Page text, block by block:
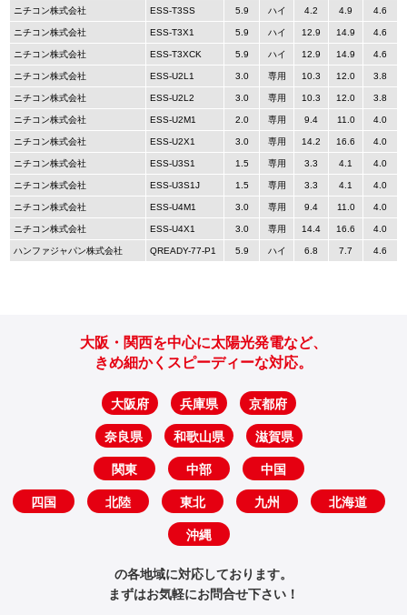
ニチコン株式会社 ESS-T3SS 5.9 ハイ 4.2 4.9 4.6
ニチコン株式会社 ESS-T3X1 5.9 ハイ 12.9 14.9 4.6
ニチコン株式会社 ESS-T3XCK 5.9 ハイ 12.9 14.9 4.6
ニチコン株式会社 ESS-U2L1 3.0 専用 10.3 12.0 3.8
ニチコン株式会社 ESS-U2L2 3.0 専用 10.3 12.0 3.8
ニチコン株式会社 ESS-U2M1 2.0 専用 9.4 11.0 4.0
ニチコン株式会社 ESS-U2X1 3.0 専用 14.2 16.6 4.0
ニチコン株式会社 ESS-U3S1 1.5 専用 3.3 4.1 4.0
ニチコン株式会社 ESS-U3S1J 1.5 専用 3.3 4.1 4.0
ニチコン株式会社 ESS-U4M1 3.0 専用 9.4 11.0 4.0
ニチコン株式会社 ESS-U4X1 3.0 専用 14.4 16.6 4.0
ハンファジャパン株式会社 QREADY-77-P1 5.9 ハイ 6.8 7.7 4.6
大阪・関西を中心に太陽光発電など、
きめ細かくスピーディーな対応。
大阪府 兵庫県 京都府
奈良県 和歌山県 滋賀県
関東 中部 中国
四国 北陸 東北 九州 北海道
沖縄
の各地域に対応しております。
まずはお気軽にお問合せ下さい！